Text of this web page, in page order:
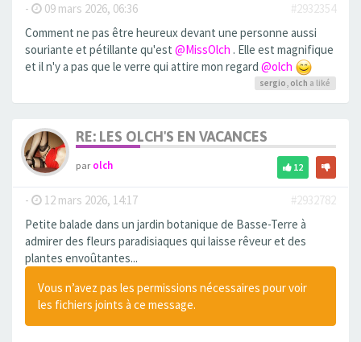
- 09 mars 2026, 06:36
#2932354
Comment ne pas être heureux devant une personne aussi
souriante et pétillante qu'est @MissOlch . Elle est magnifique
et il n'y a pas que le verre qui attire mon regard @olch
sergio olch a liké
RE: LES OLCH'S EN VACANCES
parolch 12
- 12 mars 2026, 14:17
#2932782
Petite balade dans un jardin botanique de Basse-Terre à
admirer des fleurs paradisiaques qui laisse rêveur et des
plantes envoûtantes...
Vous n’avez pas les permissions nécessaires pour voir
les fichiers joints à ce message.